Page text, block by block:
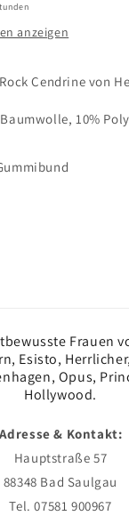
anzeigen
Cendrine von
10%
Frauen
Esisto,
Opus,
Hollywood.
Adresse & Kontakt:
Hauptstraße 57
88348 Bad Saulgau
Tel. 07581 900967